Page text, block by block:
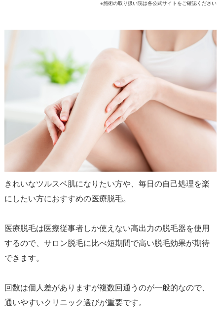
きれいなツルスベ肌になりたい方や、毎日の自己処理を楽
にしたい方におすすめの医療脱毛。
医療脱毛は医療従事者しか使えない高出力の脱毛器を使用
するので、サロン脱毛に比べ短期間で高い脱毛効果が期待
できます。
回数は個人差がありますが複数回通うのが一般的なので、
通いやすいクリニック選びが重要です。